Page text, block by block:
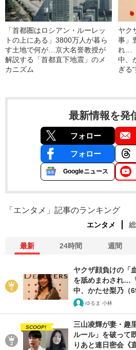
「首都圏はロシアン・ルーレッ
トの上にある」3800万人が暮ら
す土地で何が…京大名誉教授が
解説する「首都直下地震」のメ
カニズム
ヤク
事」
れ…
中、
ぎる
最新情報を発
フォロー
フォロー
Googleニュース
「エンタメ」記事のランキング
エンタメ
最新 24時間 週間
ヤクザ顔負けの「
を舐めまわされ…
中、かたせ梨乃（
ゆるま 小林
SCOOP!
三山凌輝が妻・趣
ルール」を破って
りあと連日密会《